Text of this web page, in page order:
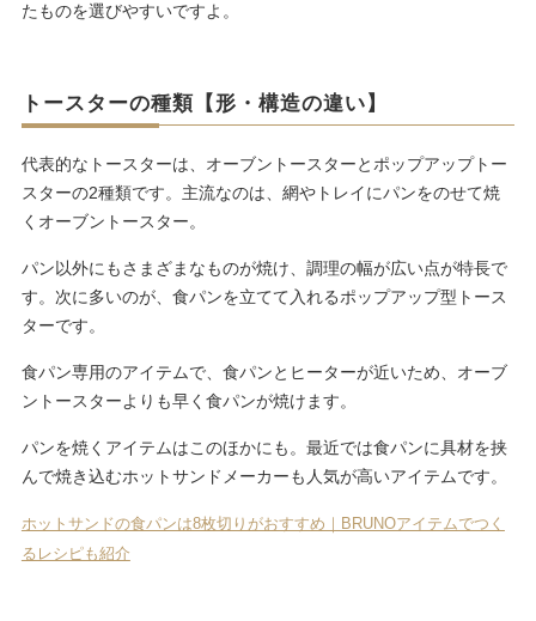
たものを選びやすいですよ。
トースターの種類【形・構造の違い】
代表的なトースターは、オーブントースターとポップアップトー
スターの2種類です。主流なのは、網やトレイにパンをのせて焼
くオーブントースター。
パン以外にもさまざまなものが焼け、調理の幅が広い点が特長で
す。次に多いのが、食パンを立てて入れるポップアップ型トース
ターです。
食パン専用のアイテムで、食パンとヒーターが近いため、オーブ
ントースターよりも早く食パンが焼けます。
パンを焼くアイテムはこのほかにも。最近では食パンに具材を挟
んで焼き込むホットサンドメーカーも人気が高いアイテムです。
ホットサンドの食パンは8枚切りがおすすめ｜BRUNOアイテムでつく
るレシピも紹介